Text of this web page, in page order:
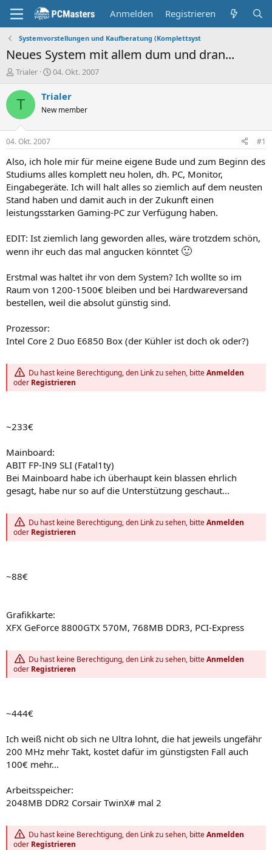
Anmelden Registrieren
Systemvorstellungen und Kaufberatung (Komplettsyst
Neues System mit allem dum und dran...
E
s
t
e
r
Trialer
E
s
e
t
a
m
04. Okt. 2007
T Trialer
New member
04. Okt. 2007 #1
Also, ich hole mir für meine eigene Bude und zum Beginn des
Studiums alles komplett neu holen, dh. PC, Monitor,
Eingabegeräte. Ich will halt alles so ziemlich auf dem neusten
Stand haben und damit auch in der Zukunft einen
leistungsstarken Gaming-PC zur Verfügung haben.
EDIT: Ist ziemlich lang geworden alles, wäre trotzdem schön,
wenn ihr euch das mal angucken könntet 🙂
Erstmal was haltet ihr von dem System? Ich wollte so im
Raum von 1200-1500€ bleiben und bei Hardwareversand
bestellen, weil die absolut günstig sind.
Prozessor:
Intel Core 2 Duo E6850 Box (der Kühler ist doch ok oder?)
Du hast keine Berechtigung, den Link zu sehen, bitteAnmelden
oder Registrieren
~233€
Mainboard:
ABIT FP-IN9 SLI (Fatal1ty)
Bei Mainboard habe ich überhaupt kein blassen ehrlich
gesagt, habe nur so auf die Unterstützung geschaut...
Du hast keine Berechtigung, den Link zu sehen, bitteAnmelden
oder Registrieren
~88€
Grafikkarte:
XFX GeForce 8800GTX 570M, 768MB DDR3, PCI-Express
Du hast keine Berechtigung, den Link zu sehen, bitteAnmelden
oder Registrieren
~444€
Ich weiß nicht ob sich ne Ultra lohnt, die hat jeweils ungefähr
200 MHz mehr Takt, kostet dafür im günstigsten Fall auch
100€ mehr...
Arbeitsspeicher:
2048MB DDR2 Corsair TwinX# mal 2
Du hast keine Berechtigung, den Link zu sehen, bitteAnmelden
oder Registrieren